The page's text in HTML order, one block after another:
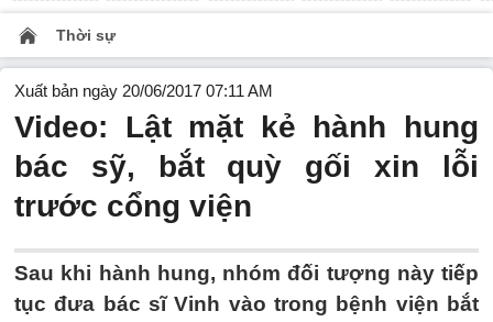
Thời sự
Xuất bản ngày 20/06/2017 07:11 AM
Video: Lật mặt kẻ hành hung
bác sỹ, bắt quỳ gối xin lỗi
trước cổng viện
Sau khi hành hung, nhóm đối tượng này tiếp
tục đưa bác sĩ Vinh vào trong bệnh viện bắt